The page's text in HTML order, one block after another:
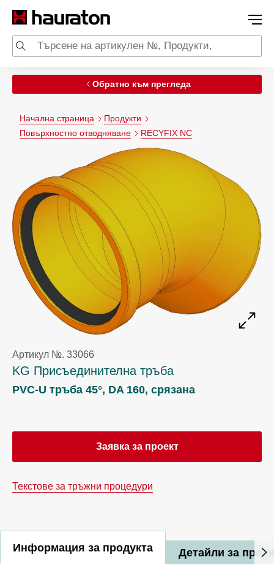
Обратно към прегледа
Начална страница
Продукти
Повърхностно отводняване
RECYFIX NC
Артикул №. 33066
KG Присъединителна тръба
PVC-U тръба 45°, DA 160, срязана
Заявка за проект
Текстове за тръжни процедури
Информация за продукта Детайли за